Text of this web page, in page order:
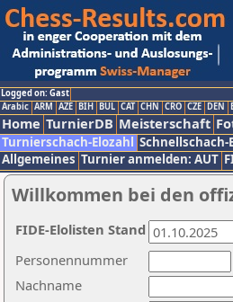
Logged on: Gast
Arabic ARM AZE BIH BUL CAT CHN CRO CZE DEN
Home TurnierDB Meisterschaft
Turnierschach-Elozahl Schnellschach-
Allgemeines Turnier anmelden: AUT
Willkommen bei den
Nachname
Personennummer
FIDE-Elolisten Stand